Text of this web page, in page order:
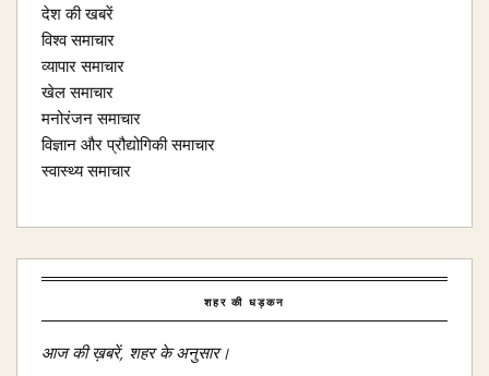
देश की खबरें
विश्व समाचार
व्यापार समाचार
खेल समाचार
मनोरंजन समाचार
विज्ञान और प्रौद्योगिकी समाचार
स्वास्थ्य समाचार
शहर की धड़कन
आज की ख़बरें, शहर के अनुसार।